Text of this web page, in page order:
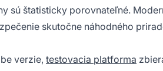
sú štatisticky porovnateľné.
skutočne náhodného
verzie, testovacia platforma